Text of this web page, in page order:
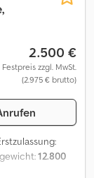
2.500 €
Festpreis zzgl. MwSt.
(2.975 € brutto)
12.800